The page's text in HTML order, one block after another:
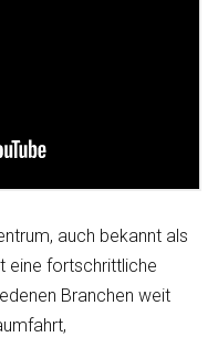
auch bekannt als
eine fortschrittliche
Branchen weit